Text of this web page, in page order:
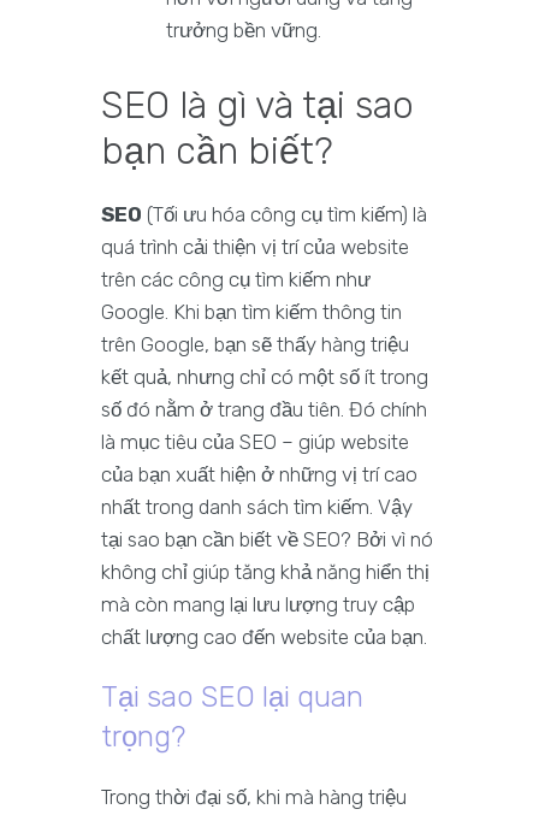
trưởng bền vững.
SEO là gì và tại sao
bạn cần biết?
SEO (Tối ưu hóa công cụ tìm kiếm) là
quá trình cải thiện vị trí của website
trên các công cụ tìm kiếm như
Google. Khi bạn tìm kiếm thông tin
trên Google, bạn sẽ thấy hàng triệu
kết quả, nhưng chỉ có một số ít trong
số đó nằm ở trang đầu tiên. Đó chính
là mục tiêu của SEO – giúp website
của bạn xuất hiện ở những vị trí cao
nhất trong danh sách tìm kiếm. Vậy
tại sao bạn cần biết về SEO? Bởi vì nó
không chỉ giúp tăng khả năng hiển thị
mà còn mang lại lưu lượng truy cập
chất lượng cao đến website của bạn.
Tại sao SEO lại quan
trọng?
Trong thời đại số, khi mà hàng triệu